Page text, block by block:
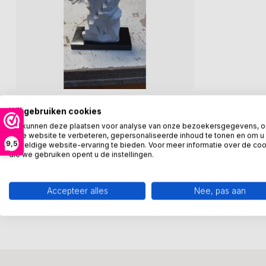
9,5
Beeld De juiste keuze maken
De juiste keuze maken. Twee beeldjes
op kunsthars sculptuur met sokkel..
Hoogte...
€235,00
Vergelijk
Wij gebruiken cookies
We kunnen deze plaatsen voor analyse van onze bezoekersgegevens,
onze website te verbeteren, gepersonaliseerde inhoud te tonen en om u
geweldige website-ervaring te bieden. Voor meer informatie over de
die we gebruiken opent u de instellingen.
Accepteer alles Nee, pas aan